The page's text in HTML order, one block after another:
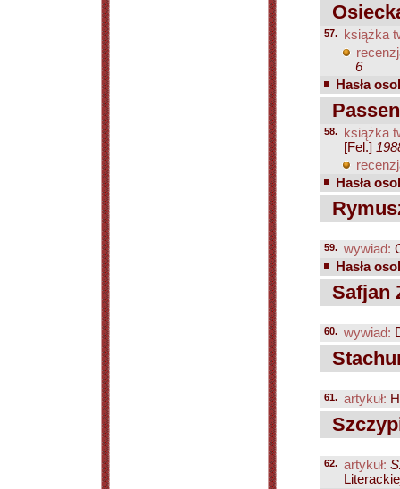
57.
książka
6
Hasła
58.
książka
[Fel.]
Hasła
59. wywiad:
Hasła
Safjan
60. wywiad:
61. artykuł:
62. artykuł: